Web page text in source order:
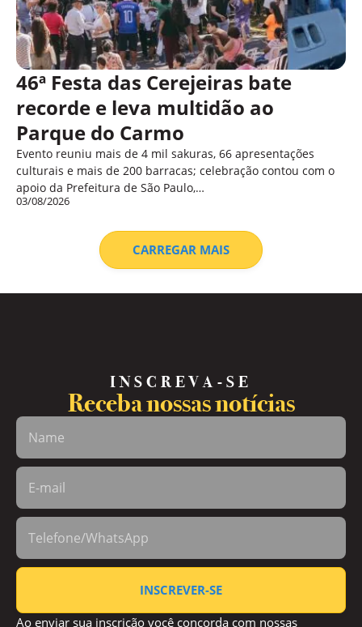
46ª Festa das Cerejeiras bate
recorde e leva multidão ao
Parque do Carmo
Evento reuniu mais de 4 mil sakuras, 66 apresentações
culturais e mais de 200 barracas; celebração contou com o
apoio da Prefeitura de São Paulo,…
03/08/2026
CARREGAR MAIS
INSCREVA-SE
Receba nossas notícias
INSCREVER-SE
Ao enviar sua inscrição você concorda com nossas